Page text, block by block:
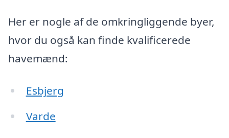
Her er nogle af de omkringliggende byer,
hvor du også kan finde kvalificerede
havemænd:
Esbjerg
Varde